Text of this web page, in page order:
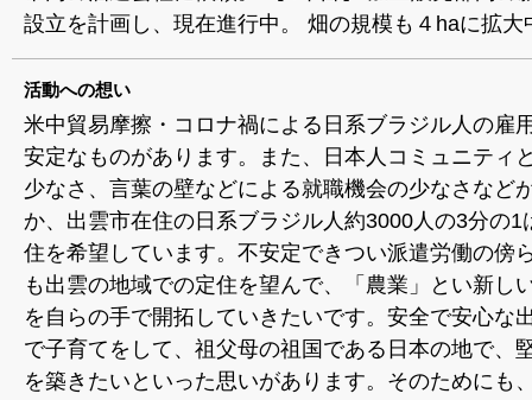
設立を計画し、現在進行中。 畑の規模も４haに拡大
活動への想い
米中貿易摩擦・コロナ禍による日系ブラジル人の雇
安定なものがあります。また、日本人コミュニティ
少なさ、言葉の壁などによる就職機会の少なさなど
か、出雲市在住の日系ブラジル人約3000人の3分の1
住を希望しています。不安定できつい派遣労働の傍
も出雲の地域での定住を望んで、「農業」とい新し
を自らの手で開拓していきたいです。安全で安心な
で子育てをして、祖父母の祖国である日本の地で、
を築きたいといった思いがあります。そのためにも